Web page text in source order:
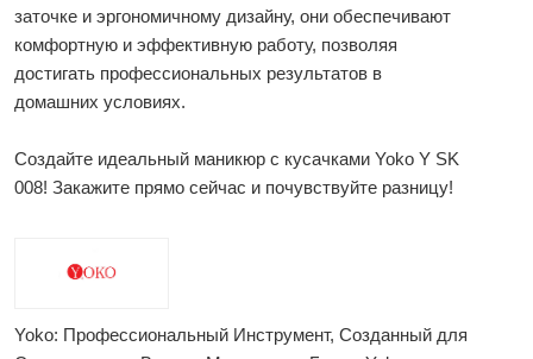
заточке и эргономичному дизайну, они обеспечивают
комфортную и эффективную работу, позволяя
достигать профессиональных результатов в
домашних условиях.
Создайте идеальный маникюр с кусачками Yoko Y SK
008! Закажите прямо сейчас и почувствуйте разницу!
Yoko: Профессиональный Инструмент, Созданный для